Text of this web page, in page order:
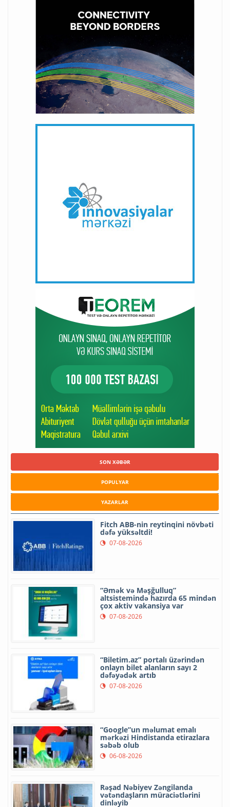
SON XƏBƏR
POPULYAR
YAZARLAR
Fitch ABB-nin reytinqini növbəti
dəfə yüksəltdi!
07-08-2026
“Əmək və Məşğulluq”
altsistemində hazırda 65 mindən
çox aktiv vakansiya var
07-08-2026
“Biletim.az” portalı üzərindən
onlayn bilet alanların sayı 2
dəfəyədək artıb
07-08-2026
“Google”un məlumat emalı
mərkəzi Hindistanda etirazlara
səbəb olub
06-08-2026
Rəşad Nəbiyev Zəngilanda
vətəndaşların müraciətlərini
dinləyib